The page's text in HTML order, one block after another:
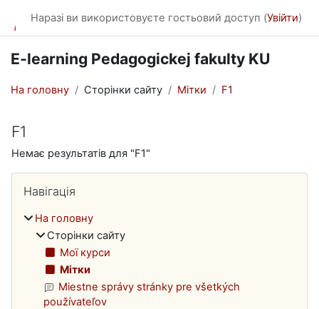
Наразі ви використовуєте гостьовий доступ (Увійти)
E-learning Pedagogickej fakulty KU
На головну Сторінки сайту Мітки F1
F1
Немає результатів для "F1"
Блоки
Навігація
На головну
Сторінки сайту
Мої курси
Мітки
Miestne správy stránky pre všetkých
používateľov